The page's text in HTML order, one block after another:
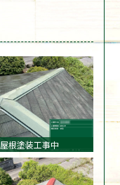
屋根塗装工事中